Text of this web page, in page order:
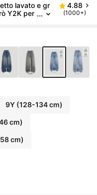
lavato e gr
Y2K per
4.88
(1000+)
9Y (128-134 cm)
cm)
cm)